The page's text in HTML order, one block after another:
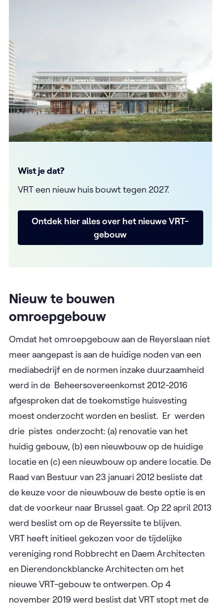
Wist je dat?
VRT een nieuw huis bouwt tegen 2027.
Ontdek hier alles over het nieuwe VRT-
gebouw
Nieuw te bouwen
omroepgebouw
Omdat het omroepgebouw aan de Reyerslaan niet
meer aangepast is aan de huidige noden van een
mediabedrijf en de normen inzake duurzaamheid
werd in de Beheersovereenkomst 2012-2016
afgesproken dat de toekomstige huisvesting
moest onderzocht worden en beslist. Er werden
drie pistes onderzocht: (a) renovatie van het
huidig gebouw, (b) een nieuwbouw op de huidige
locatie en (c) een nieuwbouw op andere locatie. De
Raad van Bestuur van 23 januari 2012 besliste dat
de keuze voor de nieuwbouw de beste optie is en
dat de voorkeur naar Brussel gaat. Op 22 april 2013
werd beslist om op de Reyerssite te blijven.
VRT heeft initieel gekozen voor de tijdelijke
vereniging rond Robbrecht en Daem Architecten
en Dierendonckblancke Architecten om het
nieuwe VRT-gebouw te ontwerpen. Op 4
november 2019 werd beslist dat VRT stopt met de